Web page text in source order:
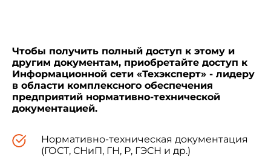
Чтобы получить полный доступ к этому и
другим документам, приобретайте доступ к
Информационной сети «Техэксперт» - лидеру
в области комплексного обеспечения
предприятий нормативно-технической
документацией.
Нормативно-техническая документация
(ГОСТ, СНиП, ГН, Р, ГЭСН и др.)